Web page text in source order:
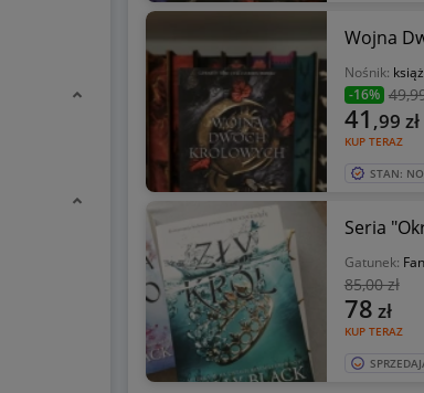
Wojna
Nośnik:
-16% 49
KUP TERAZ
41 ,99 zł
STAN:
Seria
Gatunek:
85,00 zł
KUP TERAZ
78 zł